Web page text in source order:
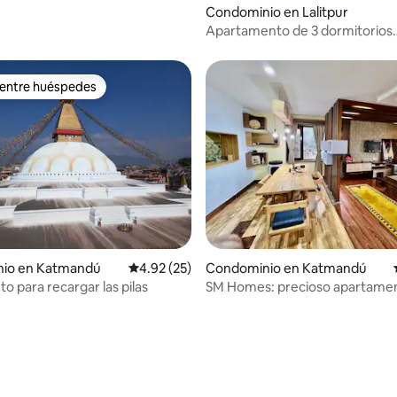
Condominio en Lalitpur
Apartamento de 3 dormitorios
huéspedes
huéspedes
en Katmandú Calificación promedio: 4.92 de 5; 25
4.92 (25)
para recargar las pilas
Condominio en Katmandú
SM Homes: precioso